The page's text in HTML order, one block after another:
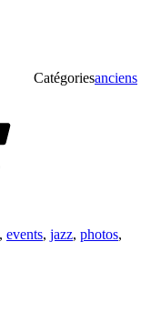
Catégoriesanciens
, events, jazz, photos,